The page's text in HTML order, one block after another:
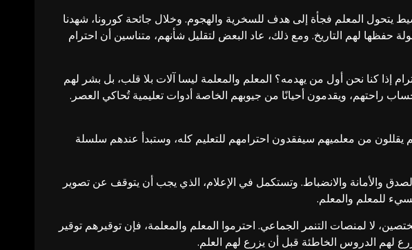
يتحول المعلم فجأة إلى هدف للسخرية والهجوم. وخلال جائحة كورونا، شهدنا
حفظها لهم التاريخ. ومع ذلك، عاد البعض لتقليل شأنهم، متناسين أن احترام
إذا كنا نحن أول من يهدمه؟ المعلم والمعلمة ليسا آلات بلا قلب، بل بشر لهم
راحتهم، ويقدمون أحيانًا من جيوبهم الخاصة أدوات تعليمية تُحاكي العصر.
يقللون من معلميهم سيفقدون احترامهم للتعليم كله، وستبدأ عندهم سلسلة
والأمانة والانضباط. وتستكمل في الإعلام، الذي يجب أن يتوقف عن تصوير
للمعلم والمعلم.
لا لمنصات التنمر الجماعي. احترموا المعلم والمعلمة، فإن توقيرهم توقير
لهم الدروس الخاطئة قبل أن يزرع لهم العلم.